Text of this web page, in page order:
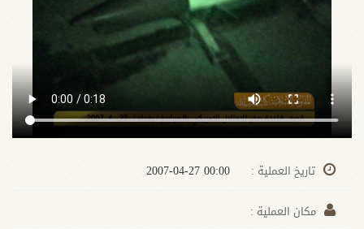
تاريخ العملية :
مكان العملية :